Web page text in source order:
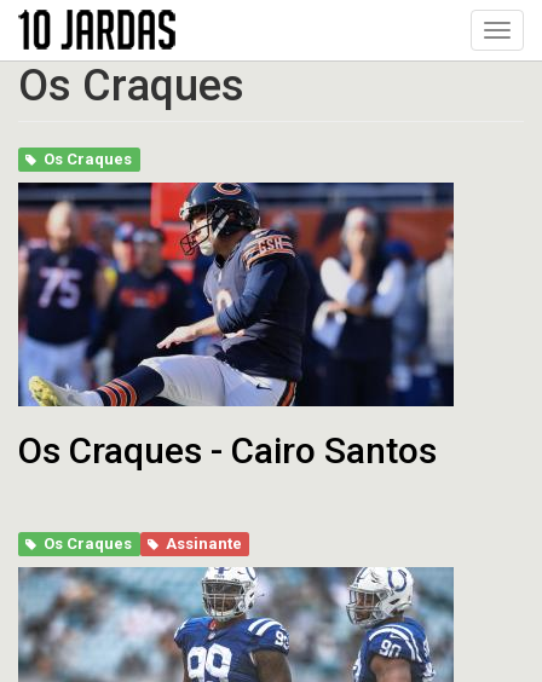
Pular
o
conteúdo
Os Craques
Os Craques
Os Craques - Cairo Santos
Os Craques Assinante